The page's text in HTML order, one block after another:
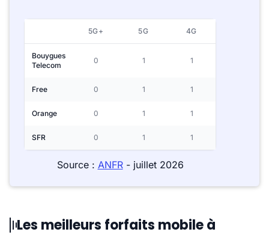
5G+ 5G 4G
Bouygues
Telecom
0 1 1
Free 0 1 1
Orange 0 1 1
SFR 0 1 1
Source : ANFR- juillet 2026
Les meilleurs forfaits mobile à